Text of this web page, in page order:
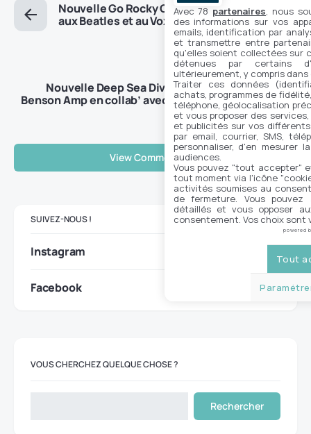
Nouvelle Go Rocky Go d’Aclam : un hommage
aux Beatles et au Vox Conqueror
ARTICLE SUIVANT
Nouvelle Deep Sea Diver Fuzz-Echo, de
Benson Amp en collab’ avec Jessica Dobson
View Comments (0)
SUIVEZ-NOUS !
Instagram
Facebook
VOUS CHERCHEZ QUELQUE CHOSE ?
Rechercher
Avec 78 partenaires, nous
des informations sur vos
emails, identification par
et transmettre entre
qu'elles soient collectées sur
détenues par certains
ultérieurement, y compris
Traiter ces données
achats, programmes de
téléphone, géolocalisation
et vous proposer des
et publicités sur vos
par email, courrier, SMS,
personnaliser, d'en mesurer
audiences.
Vous pouvez "tout accepter"
tout moment via l'icône
activités soumises au
de fermeture. Vous
détaillés et vous opposer
consentement. Vos choix sont
powered
Tout